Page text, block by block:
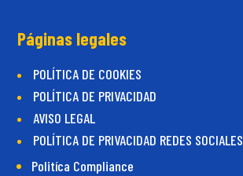
Páginas legales
POLÍTICA DE COOKIES
POLÍTICA DE PRIVACIDAD
AVISO LEGAL
POLÍTICA DE PRIVACIDAD REDES SOCIALES
Politíca Compliance